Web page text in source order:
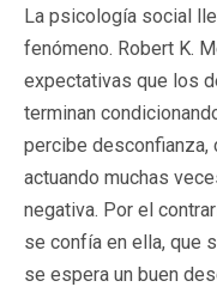
La psicología social
fenómeno. Robert K.
expectativas que los
terminan
percibe desconfianza,
actuando muchas
negativa. Por el
se confía en ella, que
se espera un buen